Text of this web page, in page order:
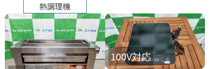
熱調理機
100V対応